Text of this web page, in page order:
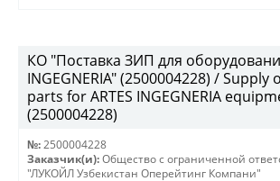
КО "Поставка ЗИП для
INGEGNERIA" (2500004228) / Supply
parts for ARTES INGEGNERIA
(2500004228)
№: 2500004228
Заказчик(и): Общество с ограниченной
"ЛУКОЙЛ Узбекистан Оперейтинг Компани"